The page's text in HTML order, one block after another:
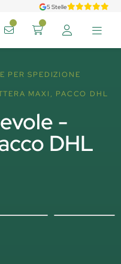
5 Stelle
PER SPEDIZIONE
MAXI, PACCO DHL
-
DHL